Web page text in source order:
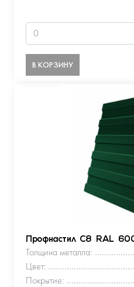
В КОРЗИНУ
Профнастил С8 RAL
Толщина металла:
Цвет:
Покрытие: